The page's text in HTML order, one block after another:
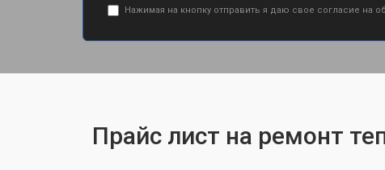
Нажимая на кнопку отправить я даю свое согласие на
Прайс лист на ремонт